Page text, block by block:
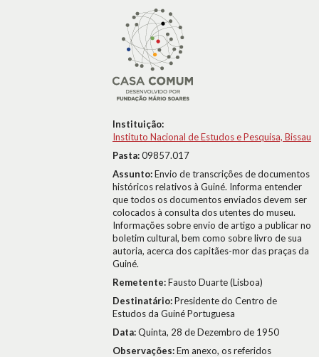
Instituição:
Instituto Nacional de Estudos e Pesquisa, Bissau
Pasta:09857.017
Assunto:Envio de transcrições de documentos
históricos relativos à Guiné. Informa entender
que todos os documentos enviados devem ser
colocados à consulta dos utentes do museu.
Informações sobre envio de artigo a publicar no
boletim cultural, bem como sobre livro de sua
autoria, acerca dos capitães-mor das praças da
Guiné.
Remetente:Fausto Duarte (Lisboa)
Destinatário:Presidente do Centro de
Estudos da Guiné Portuguesa
Data:Quinta, 28 de Dezembro de 1950
Observações:Em anexo, os referidos